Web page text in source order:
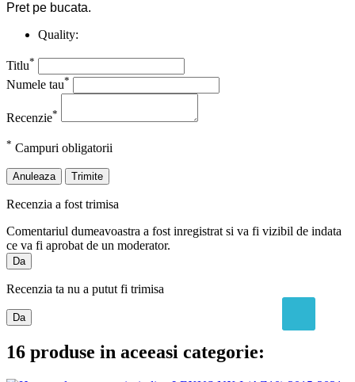
Pret pe bucata.
Quality:
Titlu*
Numele tau*
Recenzie*
* Campuri obligatorii
Anuleaza Trimite
Recenzia a fost trimisa
Comentariul dumeavoastra a fost inregistrat si va fi vizibil de indata
ce va fi aprobat de un moderator.
Da
Recenzia ta nu a putut fi trimisa
Da
16 produse in aceeasi categorie: